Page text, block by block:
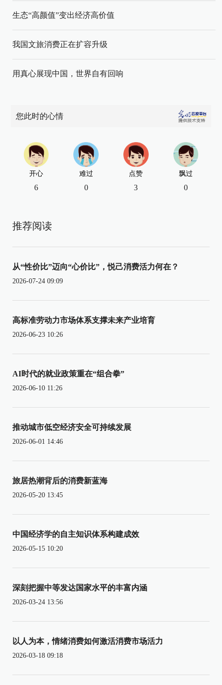
生态“高颜值”变出经济高价值
我国文旅消费正在扩容升级
用真心展现中国，世界自有回响
您此时的心情
开心
6
难过
0
点赞
3
飘过
0
推荐阅读
从“性价比”迈向“心价比”，悦己消费活力何在？
2026-07-24 09:09
高标准劳动力市场体系支撑未来产业培育
2026-06-23 10:26
AI时代的就业政策重在“组合拳”
2026-06-10 11:26
推动城市低空经济安全可持续发展
2026-06-01 14:46
旅居热潮背后的消费新蓝海
2026-05-20 13:45
中国经济学的自主知识体系构建成效
2026-05-15 10:20
深刻把握中等发达国家水平的丰富内涵
2026-03-24 13:56
以人为本，情绪消费如何激活消费市场活力
2026-03-18 09:18